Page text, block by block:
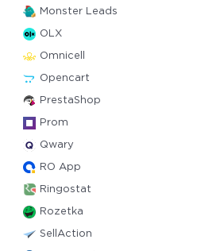
Monster Leads
OLX
Omnicell
Opencart
PrestaShop
Prom
Qwary
RO App
Ringostat
Rozetka
SellAction